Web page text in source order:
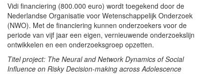
Vidi financiering (800.000 euro) wordt toegekend door de
Nederlandse Organisatie voor Wetenschappelijk Onderzoek
(NWO). Met de financiering kunnen onderzoekers voor de
periode van vijf jaar een eigen, vernieuwende onderzoekslijn
ontwikkelen en een onderzoeksgroep opzetten.
Titel project: The Neural and Network Dynamics of Social
Influence on Risky Decision-making across Adolescence